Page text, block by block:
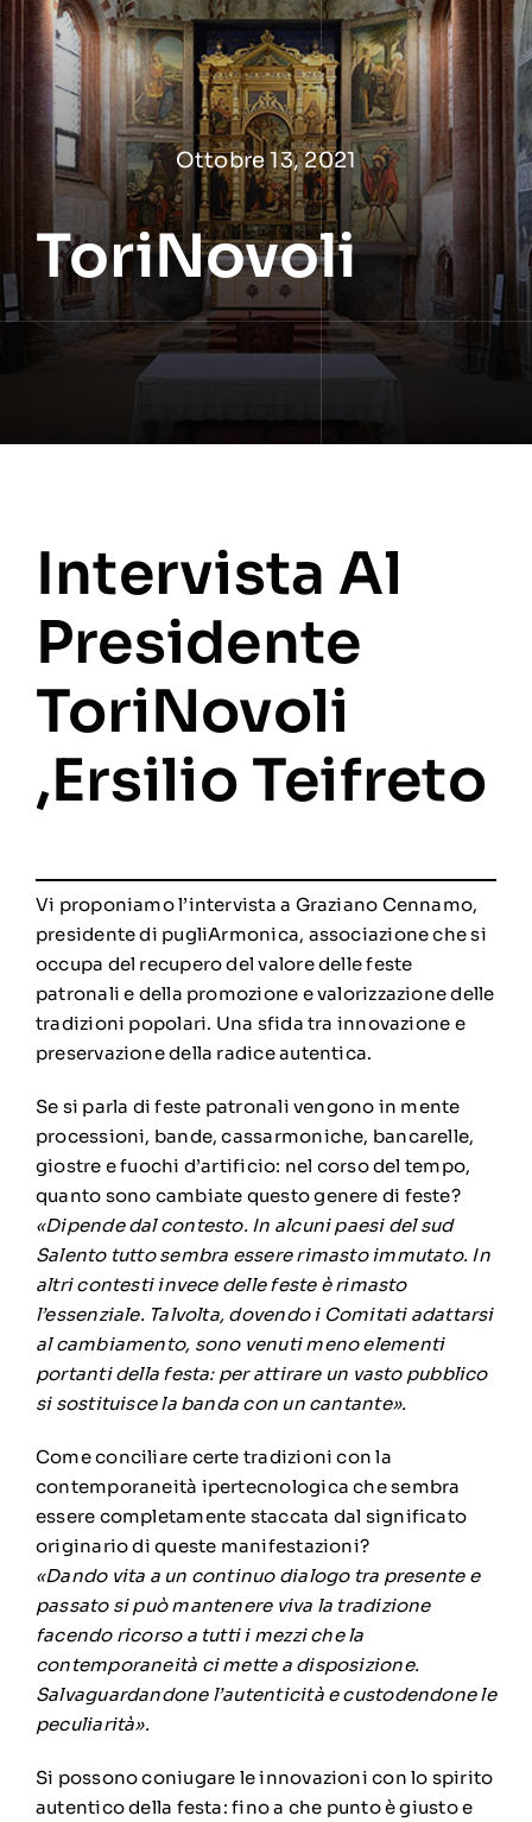
Salta
contenuto
Ottobre 13, 2021
ToriNovoli
Intervista Al
Presidente
ToriNovoli
,Ersilio Teifreto
Vi proponiamo l’intervista a Graziano Cennamo,
presidente di pugliArmonica, associazione che si
occupa del recupero del valore delle feste
patronali e della promozione e valorizzazione delle
tradizioni popolari. Una sfida tra innovazione e
preservazione della radice autentica.
Se si parla di feste patronali vengono in mente
processioni, bande, cassarmoniche, bancarelle,
giostre e fuochi d’artificio: nel corso del tempo,
quanto sono cambiate questo genere di feste?
«Dipende dal contesto. In alcuni paesi del sud
Salento tutto sembra essere rimasto immutato. In
altri contesti invece delle feste è rimasto
l’essenziale. Talvolta, dovendo i Comitati adattarsi
al cambiamento, sono venuti meno elementi
portanti della festa: per attirare un vasto pubblico
si sostituisce la banda con un cantante».
Come conciliare certe tradizioni con la
contemporaneità ipertecnologica che sembra
essere completamente staccata dal significato
originario di queste manifestazioni?
«Dando vita a un continuo dialogo tra presente e
passato si può mantenere viva la tradizione
facendo ricorso a tutti i mezzi che la
contemporaneità ci mette a disposizione.
Salvaguardandone l’autenticità e custodendone le
peculiarità».
Si possono coniugare le innovazioni con lo spirito
autentico della festa: fino a che punto è giusto e